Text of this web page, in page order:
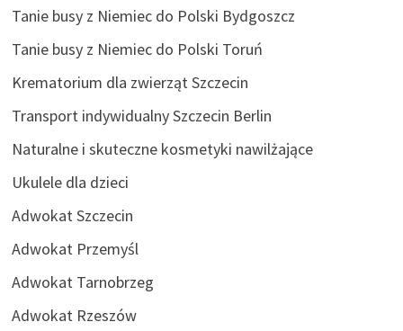
Tanie busy z Niemiec do Polski Bydgoszcz
Tanie busy z Niemiec do Polski Toruń
Krematorium dla zwierząt Szczecin
Transport indywidualny Szczecin Berlin
Naturalne i skuteczne kosmetyki nawilżające
Ukulele dla dzieci
Adwokat Szczecin
Adwokat Przemyśl
Adwokat Tarnobrzeg
Adwokat Rzeszów